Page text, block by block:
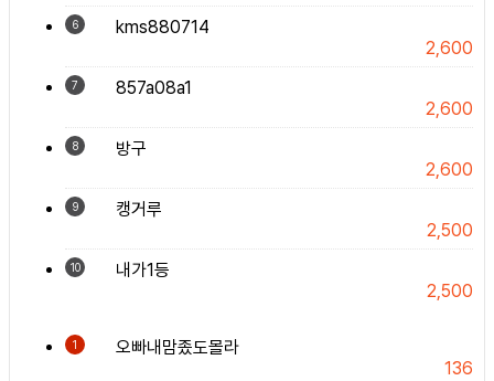
6
kms880714
2,600
7
857a08a1
2,600
8
방구
2,600
9
캥거루
2,500
10
내가1등
2,500
1
오빠내맘좄도몰라
136